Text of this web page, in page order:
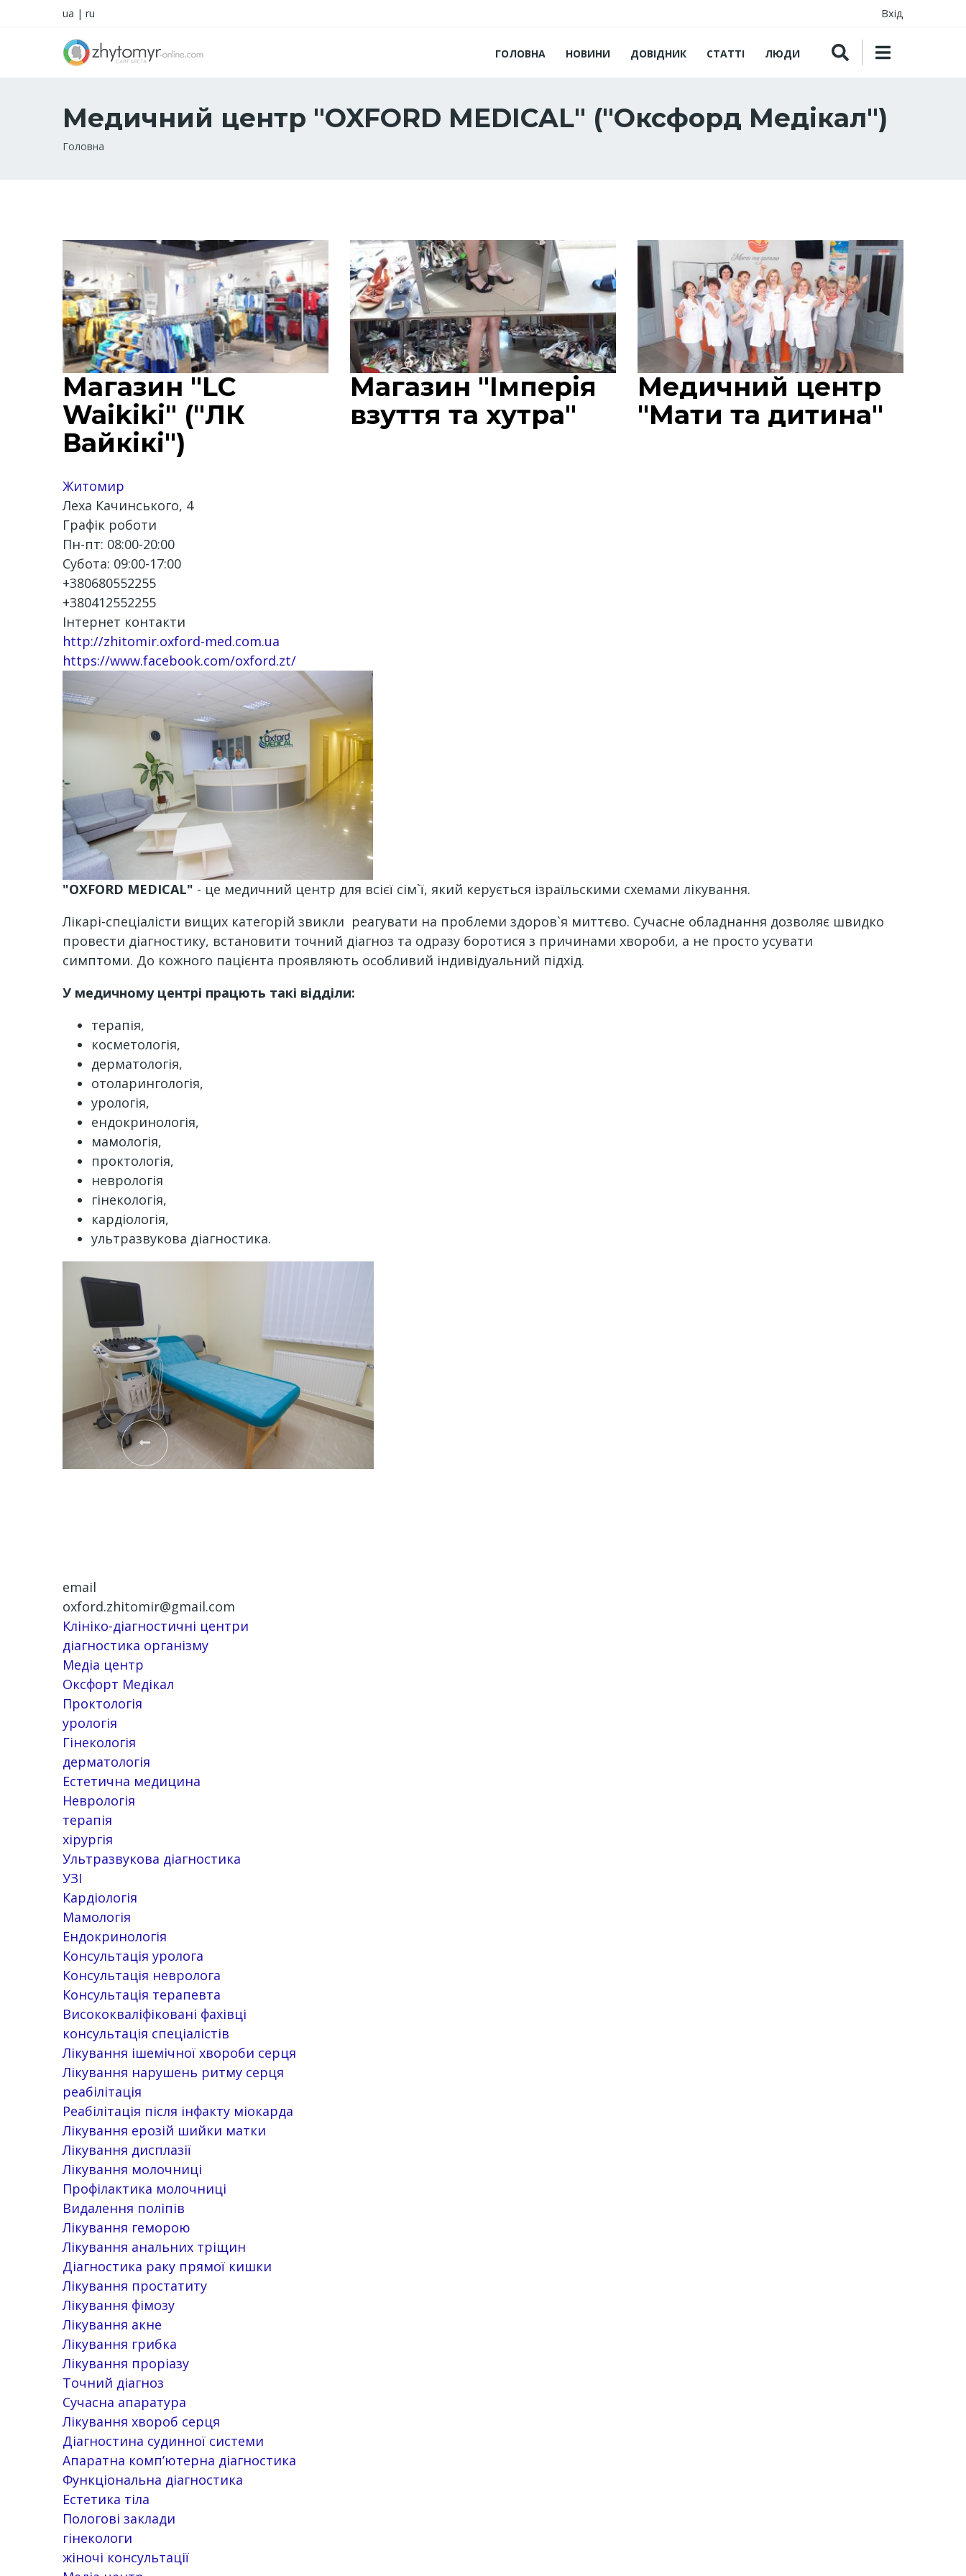
ua | ru Вхід
ГОЛОВНА НОВИНИ ДОВІДНИК СТАТТІ ЛЮДИ
Медичний центр "OXFORD MEDICAL" ("Оксфорд Медікал")
Рядок
Головна
Магазин "LC
Waikiki" ("ЛК
Вайкікі")
Магазин "Імперія
взуття та хутра"
Медичний центр
"Мати та дитина"
Житомир
Леха Качинського, 4
Графік роботи
Пн-пт: 08:00-20:00
Субота: 09:00-17:00
+380680552255
+380412552255
Інтернет контакти
http://zhitomir.oxford-med.com.ua
https://www.facebook.com/oxford.zt/
"OXFORD MEDICAL" - це медичний центр для всієї сім`ї, який керується ізраїльскими схемами лікування.
Лікарі-спеціалісти вищих категорій звикли реагувати на проблеми здоров`я миттєво. Сучасне обладнання дозволяє швидко
провести діагностику, встановити точний діагноз та одразу боротися з причинами хвороби, а не просто усувати
симптоми. До кожного пацієнта проявляють особливий індивідуальний підхід.
У медичному центрі працють такі відділи:
терапія,
косметологія,
дерматологія,
отоларингологія,
урологія,
ендокринологія,
мамологія,
проктологія,
неврологія
гінекологія,
кардіологія,
ультразвукова діагностика.
email
oxford.zhitomir@gmail.com
Клініко-діагностичні центри
діагностика організму
Медіа центр
Оксфорт Медікал
Проктологія
урологія
Гінекологія
дерматологія
Естетична медицина
Неврологія
терапія
хірургія
Ультразвукова діагностика
УЗІ
Кардіологія
Мамологія
Ендокринологія
Консультація уролога
Консультація невролога
Консультація терапевта
Висококваліфіковані фахівці
консультація спеціалістів
Лікування ішемічної хвороби серця
Лікування нарушень ритму серця
реабілітація
Реабілітація після інфакту міокарда
Лікування ерозій шийки матки
Лікування дисплазії
Лікування молочниці
Профілактика молочниці
Видалення поліпів
Лікування геморою
Лікування анальних тріщин
Діагностика раку прямої кишки
Лікування простатиту
Лікування фімозу
Лікування акне
Лікування грибка
Лікування проріазу
Точний діагноз
Сучасна апаратура
Лікування хвороб серця
Діагностина судинної системи
Апаратна комп’ютерна діагностика
Функціональна діагностика
Естетика тіла
Пологові заклади
гінекологи
жіночі консультації